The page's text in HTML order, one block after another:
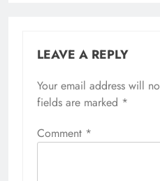
LEAVE A REPLY
Your email address will
fields are marked *
Comment *